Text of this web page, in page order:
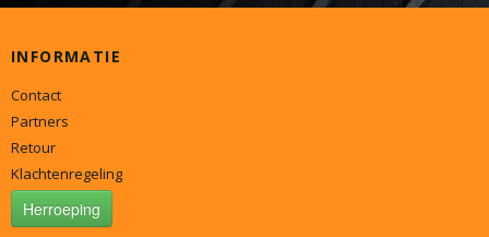
INFORMATIE
Contact
Partners
Retour
Klachtenregeling
Herroeping